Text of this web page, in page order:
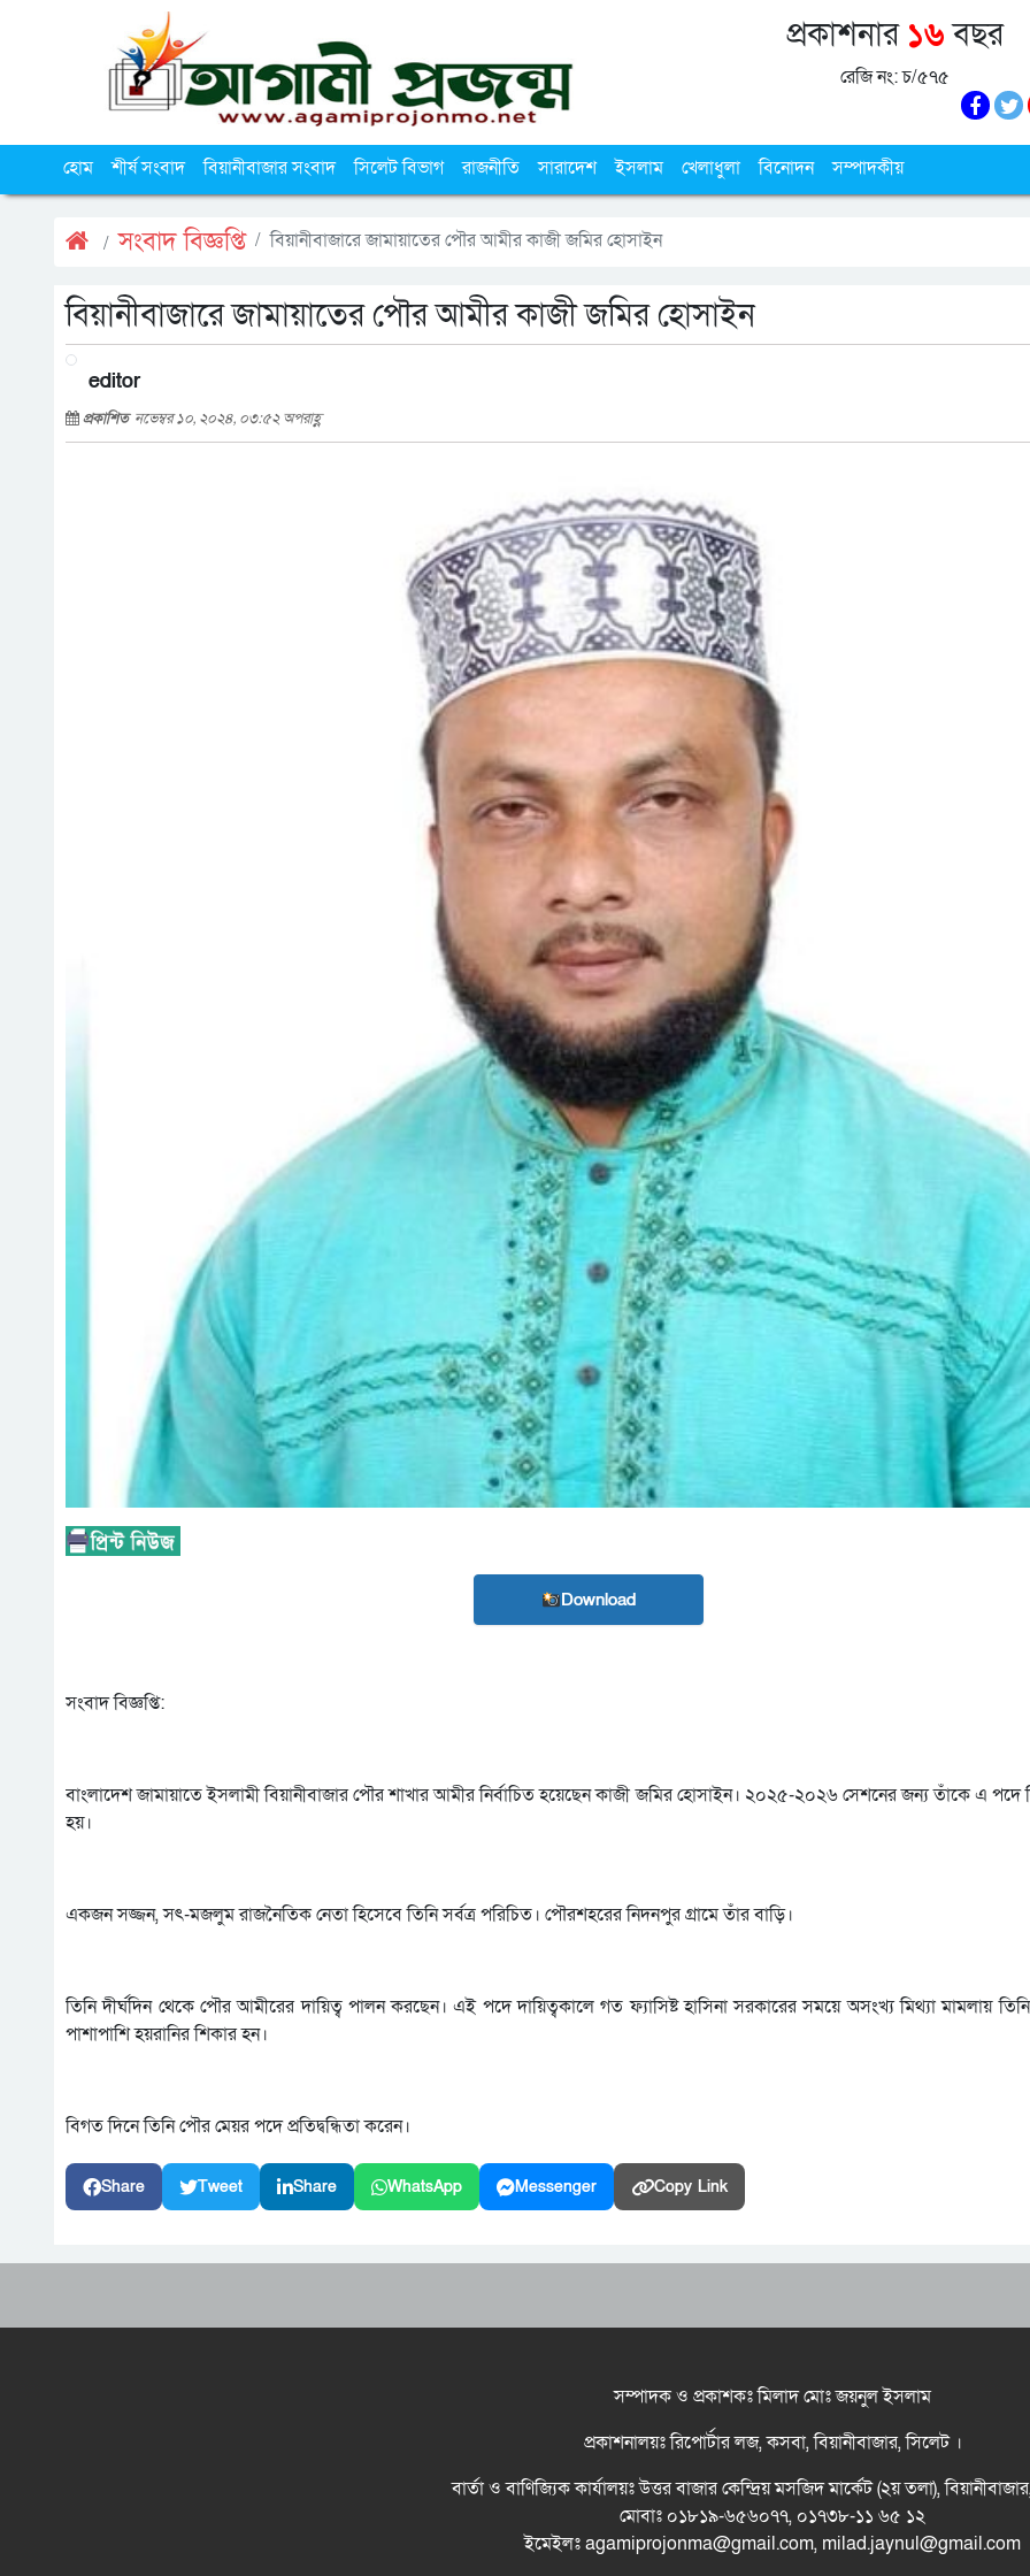
প্রকাশনার ১৬বছর
রেজি নং: চ/৫৭৫
হোম শীর্ষ সংবাদ বিয়ানীবাজার সংবাদ সিলেট বিভাগ রাজনীতি সারাদেশ ইসলাম খেলাধুলা বিনোদন সম্পাদকীয়
সংবাদ বিজ্ঞপ্তি বিয়ানীবাজারে জামায়াতের পৌর আমীর কাজী জমির হোসাইন
বিয়ানীবাজারে জামায়াতের পৌর আমীর কাজী জমির হোসাইন
editor
প্রকাশিত নভেম্বর ১০, ২০২৪, ০৩:৫২ অপরাহ্ণ
Download
সংবাদ বিজ্ঞপ্তি:
বাংলাদেশ জামায়াতে ইসলামী বিয়ানীবাজার পৌর শাখার আমীর নির্বাচিত হয়েছেন কাজী জমির হোসাইন। ২০২৫-২০২৬ সেশনের জন্য তাঁকে এ পদে
হয়।
একজন সজ্জন, সৎ-মজলুম রাজনৈতিক নেতা হিসেবে তিনি সর্বত্র পরিচিত। পৌরশহরের নিদনপুর গ্রামে তাঁর বাড়ি।
তিনি দীর্ঘদিন থেকে পৌর আমীরের দায়িত্ব পালন করছেন। এই পদে দায়িত্বকালে গত ফ্যাসিষ্ট হাসিনা সরকারের সময়ে অসংখ্য মিথ্যা মামলায়
পাশাপাশি হয়রানির শিকার হন।
বিগত দিনে তিনি পৌর মেয়র পদে প্রতিদ্বন্ধিতা করেন।
Share Tweet Share WhatsApp Messenger Copy Link
সম্পাদক ও প্রকাশকঃ মিলাদ মোঃ জয়নুল ইসলাম
প্রকাশনালয়ঃ রিপোর্টার লজ, কসবা, বিয়ানীবাজার, সিলেট ।
বার্তা ও বাণিজ্যিক কার্যালয়ঃ উত্তর বাজার কেন্দ্রিয় মসজিদ মার্কেট (২য় তলা),
মোবাঃ ০১৮১৯-৬৫৬০৭৭, ০১৭৩৮-১১ ৬৫ ১২
ইমেইলঃ agamiprojonma@gmail.com, milad.jaynul@gmail.com